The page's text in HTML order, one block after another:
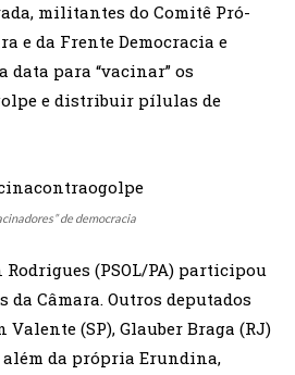
militantes do Comitê Pró-
e da Frente Democracia e
data para “vacinar” os
e distribuir pílulas de
de democracia
(PSOL/PA) participou
da Câmara. Outros deputados
(SP), Glauber Braga (RJ)
além da própria Erundina,